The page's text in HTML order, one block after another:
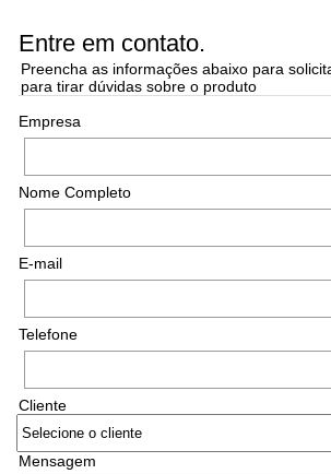
Entre em contato.
Preencha as informações abaixo para
para tirar dúvidas sobre o produto
Empresa
Nome Completo
E-mail
Telefone
Cliente
Mensagem